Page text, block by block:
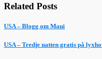
Related Posts
USA – Blogg om Maui
USA – Tredje natten gratis på